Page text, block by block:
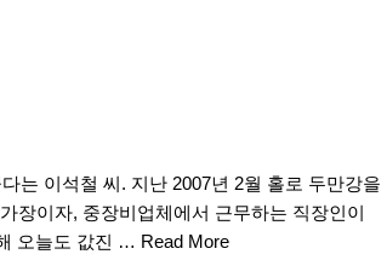
는 이석철 씨. 지난 2007년 2월 홀로 두만강을
장이자, 중장비업체에서 근무하는 직장인이
오늘도 값진 … Read More